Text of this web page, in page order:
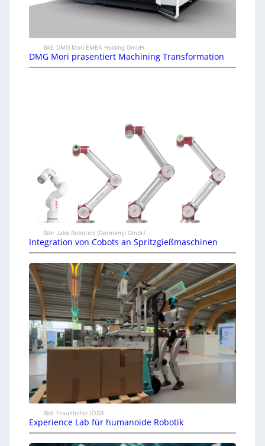
Bild: DMG Mori EMEA Holding GmbH
DMG Mori präsentiert Machining Transformation
Bild: Jaka Robotics (Germany) GmbH
Integration von Cobots an Spritzgießmaschinen
Bild: Fraunhofer IOSB
Experience Lab für humanoide Robotik